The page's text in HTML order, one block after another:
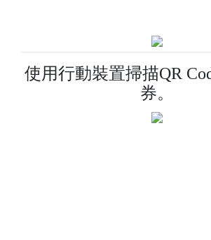
使用行動裝置掃描QR
券。